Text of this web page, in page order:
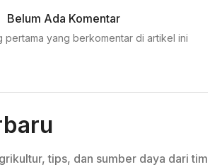
Belum Ada Komentar
pertama yang berkomentar di artikel ini
tips, dan sumber daya dari tim